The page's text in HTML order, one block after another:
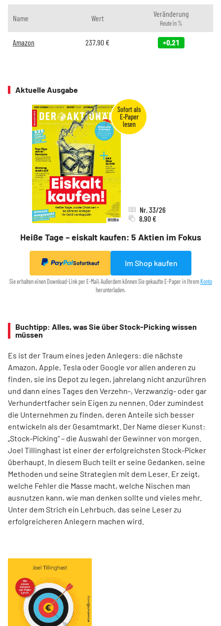
Name Wert Veränderung
Heute in %
Amazon 237,90 € +0,21
Aktuelle Ausgabe
Heiße Tage – eiskalt kaufen: 5 Aktien im Fokus
Nr. 33/26
8,90 €
Sofortkauf Im Shop kaufen
Sie erhalten einen Download-Link per E-Mail. Außerdem können Sie gekaufte E-Paper in IhremKonto
herunterladen.
Buchtipp: Alles, was Sie über Stock-Picking wissen
müssen
Es ist der Traum eines jeden Anlegers: die nächste
Amazon, Apple, Tesla oder Google vor allen anderen zu
finden, sie ins Depot zu legen, jahrelang nicht anzurühren
und dann eines Tages den Verzehn-, Verzwanzig- oder gar
Verhundertfacher sein Eigen zu nennen. Oder zumindest
die Unternehmen zu finden, deren Anteile sich besser
entwickeln als der Gesamtmarkt. Der Name dieser Kunst:
„Stock-Picking“ – die Auswahl der Gewinner von morgen.
Joel Tillinghast ist einer der erfolgreichsten Stock-Picker
überhaupt. In diesem Buch teilt er seine Gedanken, seine
Methoden und seine Strategien mit dem Leser. Er zeigt,
welche Fehler die Masse macht, welche Nischen man
ausnutzen kann, wie man denken sollte und vieles mehr.
Unter dem Strich ein Lehrbuch, das seine Leser zu
erfolgreicheren Anlegern machen wird.